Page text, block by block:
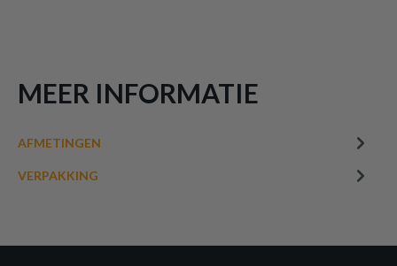
MEER INFORMATIE
AFMETINGEN
VERPAKKING